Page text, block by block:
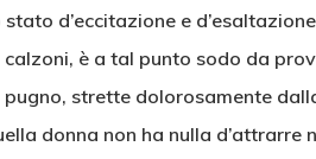
d’eccitazione e
è a tal punto sodo da
pugno, strette dolorosamente
donna non ha nulla d’attrarre